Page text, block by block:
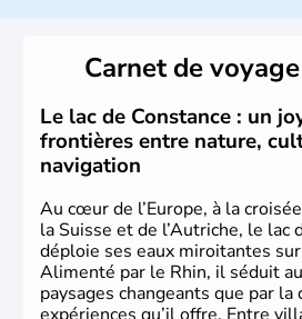
compte aujourd'hui plus de 8
L'Autriche a donné naissance à
Mozart, Schubert, le
Schneider, Arnold
Gustav Mahler font partie des
marquants de ces dernières
Carnet de voyage
Le lac de Constance : un
frontières entre nature,
navigation
Au cœur de l’Europe, à la
la Suisse et de l’Autriche, le lac
déploie ses eaux miroitantes
Alimenté par le Rhin, il séduit
paysages changeants que par